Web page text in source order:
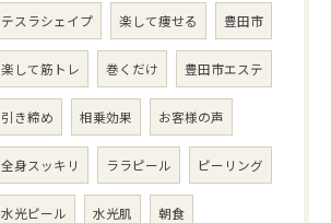
テスラシェイプ 楽して痩せる 豊田市
楽して筋トレ 巻くだけ 豊田市エステ
引き締め 相乗効果 お客様の声
全身スッキリ ララピール ピーリング
水光ピール 水光肌 朝食